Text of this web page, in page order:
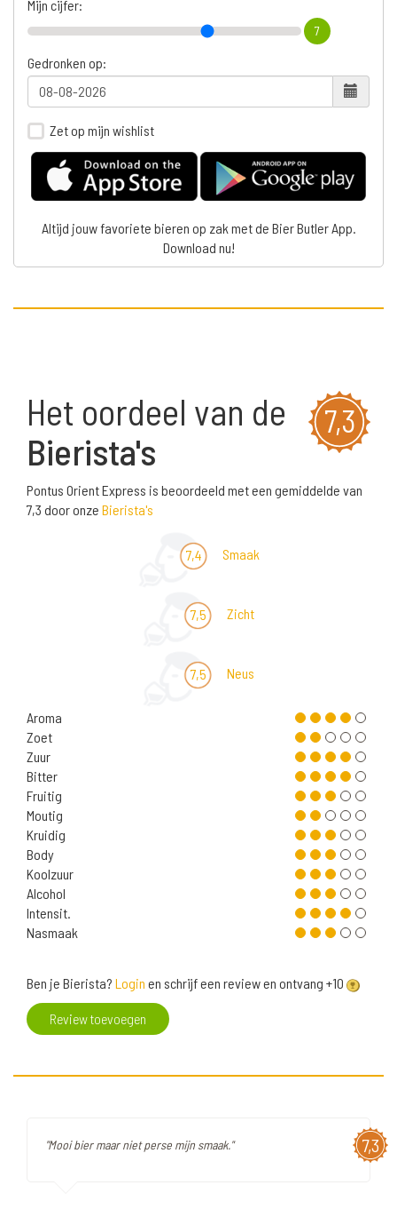
Mijn cijfer:
7
Gedronken op:
Zet op mijn wishlist
Altijd jouw favoriete bieren op zak met de Bier Butler App.
Download nu!
7,3
Het oordeel van de
Bierista's
Pontus Orient Express is beoordeeld met een gemiddelde van
7,3 door onze Bierista's
7,4 Smaak
7,5 Zicht
7,5 Neus
Aroma
Zoet
Zuur
Bitter
Fruitig
Moutig
Kruidig
Body
Koolzuur
Alcohol
Intensit.
Nasmaak
Ben je Bierista? Login en schrijf een review en ontvang +10
Review toevoegen
7,3
"Mooi bier maar niet perse mijn smaak."